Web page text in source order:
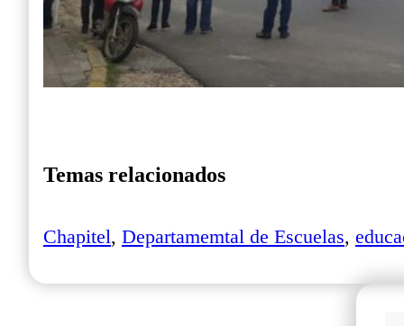
Temas relacionados
Chapitel, Departamemtal de Escuelas,